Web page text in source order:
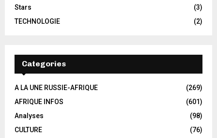
Stars
(3)
TECHNOLOGIE
(2)
Categories
A LA UNE RUSSIE-AFRIQUE
(269)
AFRIQUE INFOS
(601)
Analyses
(98)
CULTURE
(76)